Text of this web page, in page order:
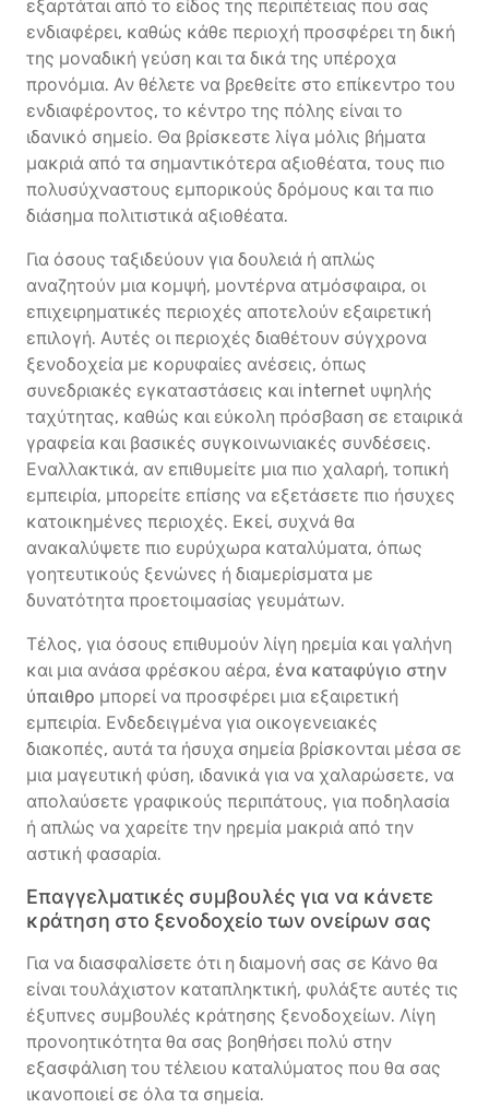
εξαρτάται από το είδος της περιπέτειας που σας
ενδιαφέρει, καθώς κάθε περιοχή προσφέρει τη δική
της μοναδική γεύση και τα δικά της υπέροχα
προνόμια. Αν θέλετε να βρεθείτε στο επίκεντρο του
ενδιαφέροντος, το κέντρο της πόλης είναι το
ιδανικό σημείο. Θα βρίσκεστε λίγα μόλις βήματα
μακριά από τα σημαντικότερα αξιοθέατα, τους πιο
πολυσύχναστους εμπορικούς δρόμους και τα πιο
διάσημα πολιτιστικά αξιοθέατα.
Για όσους ταξιδεύουν για δουλειά ή απλώς
αναζητούν μια κομψή, μοντέρνα ατμόσφαιρα, οι
επιχειρηματικές περιοχές αποτελούν εξαιρετική
επιλογή. Αυτές οι περιοχές διαθέτουν σύγχρονα
ξενοδοχεία με κορυφαίες ανέσεις, όπως
συνεδριακές εγκαταστάσεις και internet υψηλής
ταχύτητας, καθώς και εύκολη πρόσβαση σε εταιρικά
γραφεία και βασικές συγκοινωνιακές συνδέσεις.
Εναλλακτικά, αν επιθυμείτε μια πιο χαλαρή, τοπική
εμπειρία, μπορείτε επίσης να εξετάσετε πιο ήσυχες
κατοικημένες περιοχές. Εκεί, συχνά θα
ανακαλύψετε πιο ευρύχωρα καταλύματα, όπως
γοητευτικούς ξενώνες ή διαμερίσματα με
δυνατότητα προετοιμασίας γευμάτων.
Τέλος, για όσους επιθυμούν λίγη ηρεμία και γαλήνη
και μια ανάσα φρέσκου αέρα, ένα καταφύγιο στην
ύπαιθρο μπορεί να προσφέρει μια εξαιρετική
εμπειρία. Ενδεδειγμένα για οικογενειακές
διακοπές, αυτά τα ήσυχα σημεία βρίσκονται μέσα σε
μια μαγευτική φύση, ιδανικά για να χαλαρώσετε, να
απολαύσετε γραφικούς περιπάτους, για ποδηλασία
ή απλώς να χαρείτε την ηρεμία μακριά από την
αστική φασαρία.
Επαγγελματικές συμβουλές για να κάνετε
κράτηση στο ξενοδοχείο των ονείρων σας
Για να διασφαλίσετε ότι η διαμονή σας σε Κάνο θα
είναι τουλάχιστον καταπληκτική, φυλάξτε αυτές τις
έξυπνες συμβουλές κράτησης ξενοδοχείων. Λίγη
προνοητικότητα θα σας βοηθήσει πολύ στην
εξασφάλιση του τέλειου καταλύματος που θα σας
ικανοποιεί σε όλα τα σημεία.